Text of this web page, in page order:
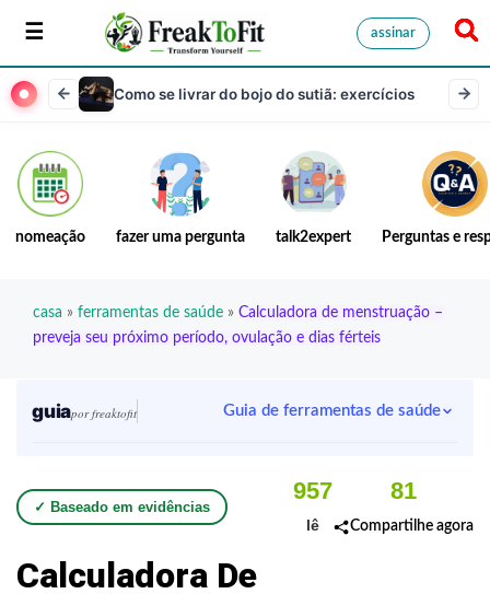
assinar
Como se livrar do bojo do sutiã: exercícios
nomeação fazer uma pergunta talk2expert Perguntas e
casa » ferramentas de saúde » Calculadora de menstruação –
preveja seu próximo período, ovulação e dias férteis
guiapor freaktofit Guia de ferramentas de saúde
✓ Baseado em evidências
957
lê
81
Compartilhe agora
Calculadora De